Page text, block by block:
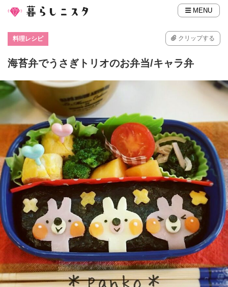
MENU
料理レシピ クリップする
海苔弁でうさぎトリオのお弁当/キャラ弁